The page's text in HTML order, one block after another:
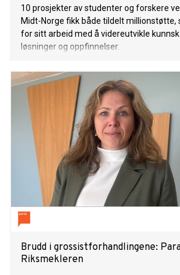
10 prosjekter av studenter og forskere
Midt-Norge fikk både tildelt
for sitt arbeid med å videreutvikle
løsninger og oppfinnelser.
Brudd i grossistforhandlingene:
Riksmekleren